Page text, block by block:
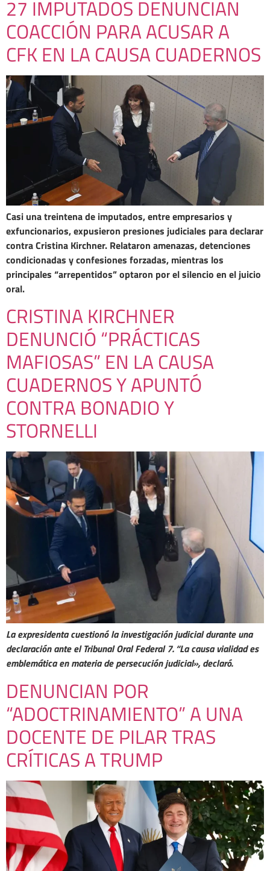
27 IMPUTADOS DENUNCIAN
COACCIÓN PARA ACUSAR A
CFK EN LA CAUSA CUADERNOS
Casi una treintena de imputados, entre empresarios y
exfuncionarios, expusieron presiones judiciales para declarar
contra Cristina Kirchner. Relataron amenazas, detenciones
condicionadas y confesiones forzadas, mientras los
principales “arrepentidos” optaron por el silencio en el juicio
oral.
CRISTINA KIRCHNER
DENUNCIÓ “PRÁCTICAS
MAFIOSAS” EN LA CAUSA
CUADERNOS Y APUNTÓ
CONTRA BONADIO Y
STORNELLI
La expresidenta cuestionó la investigación judicial durante una
declaración ante el Tribunal Oral Federal 7. “La causa vialidad es
emblemática en materia de persecución judicial», declaró.
DENUNCIAN POR
“ADOCTRINAMIENTO” A UNA
DOCENTE DE PILAR TRAS
CRÍTICAS A TRUMP